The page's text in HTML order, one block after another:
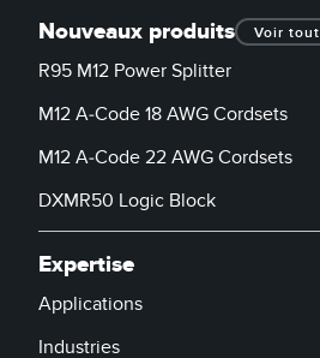
Nouveaux produits Voir tout
R95 M12 Power Splitter
M12 A-Code 18 AWG Cordsets
M12 A-Code 22 AWG Cordsets
DXMR50 Logic Block
Expertise
Applications
Industries